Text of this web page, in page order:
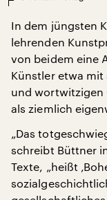
In dem jüngsten
lehrenden
von beidem eine
Künstler etwa
und wortwitzigen
als ziemlich
„Das
schreibt Büttner
Texte, „heißt